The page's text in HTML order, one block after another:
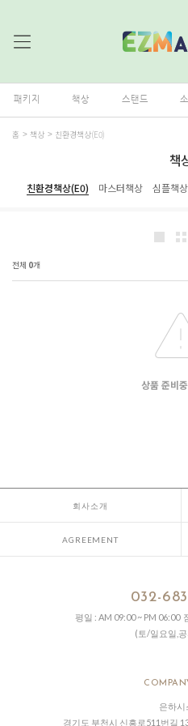
패키지 책상 스탠드
홈 책상 친환경책상(E0)
책
친환경책상(E0) 마스터책상 심플책상
전체 0개
상품 준비
회사소개
AGREEMENT
032-
평일 : AM 09:00 ~ PM 06:00
(토/일요일,
은하시
경기도 부천시 신흥로511번길